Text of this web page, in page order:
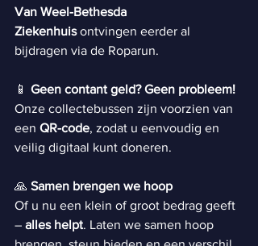
Van Weel-Bethesda
Ziekenhuis ontvingen eerder al
bijdragen via de Roparun.
📱 Geen contant geld? Geen probleem!
Onze collectebussen zijn voorzien van
een QR-code, zodat u eenvoudig en
veilig digitaal kunt doneren.
🙏 Samen brengen we hoop
Of u nu een klein of groot bedrag geeft
– alles helpt. Laten we samen hoop